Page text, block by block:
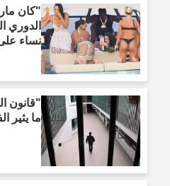
"كان
نساء على
ما يثير